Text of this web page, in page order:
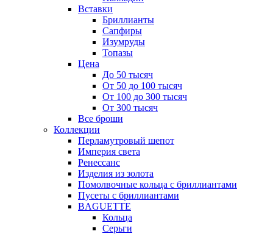
Вставки
Бриллианты
Сапфиры
Изумруды
Топазы
Цена
До 50 тысяч
От 50 до 100 тысяч
От 100 до 300 тысяч
От 300 тысяч
Все броши
Коллекции
Перламутровый шепот
Империя света
Ренессанс
Изделия из золота
Помолвочные кольца с бриллиантами
Пусеты с бриллиантами
BAGUETTE
Кольца
Серьги